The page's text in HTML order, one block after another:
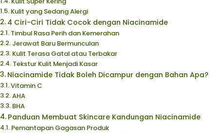
Kulit yang Sedang Alergi
4 Ciri-Ciri Tidak Cocok dengan Niacinamide
Timbul Rasa Perih dan Kemerahan
Jerawat Baru Bermunculan
Kulit Terasa Gatal atau Terbakar
Tekstur Kulit Menjadi Kasar
Niacinamide Tidak Boleh Dicampur dengan Bahan Apa?
Vitamin C
AHA
BHA
Panduan Membuat Skincare Kandungan Niacinamide
Pemantapan Gagasan Produk